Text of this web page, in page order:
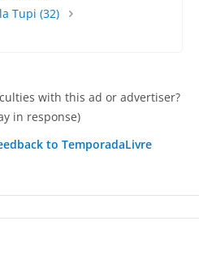
Tupi (32)
with this ad or advertiser?
in response)
to TemporadaLivre